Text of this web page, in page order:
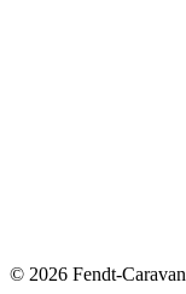
© 2026 Fendt-Caravan